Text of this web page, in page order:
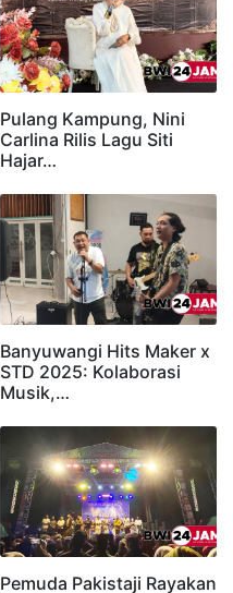
Pulang Kampung, Nini
Carlina Rilis Lagu Siti
Hajar…
Banyuwangi Hits Maker x
STD 2025: Kolaborasi
Musik,…
Pemuda Pakistaji Rayakan